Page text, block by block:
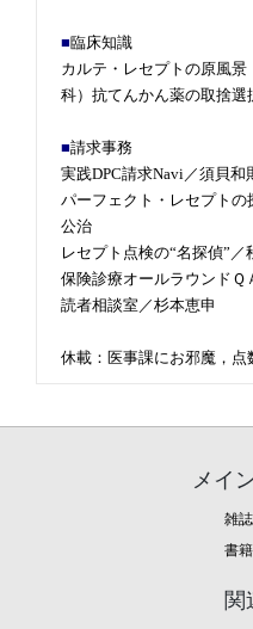
■臨床知識
カルテ・レセプトの原風
科）抗てんかん薬の取捨
■請求事務
実践DPC請求Navi／須貝和
パーフェクト・レセプト
公治
レセプト点検の“名探偵”／
保険診療オールラウンドＱ
読者相談室／杉本恵申
休載：医事課にお邪魔，点
メイ
雑
書
関